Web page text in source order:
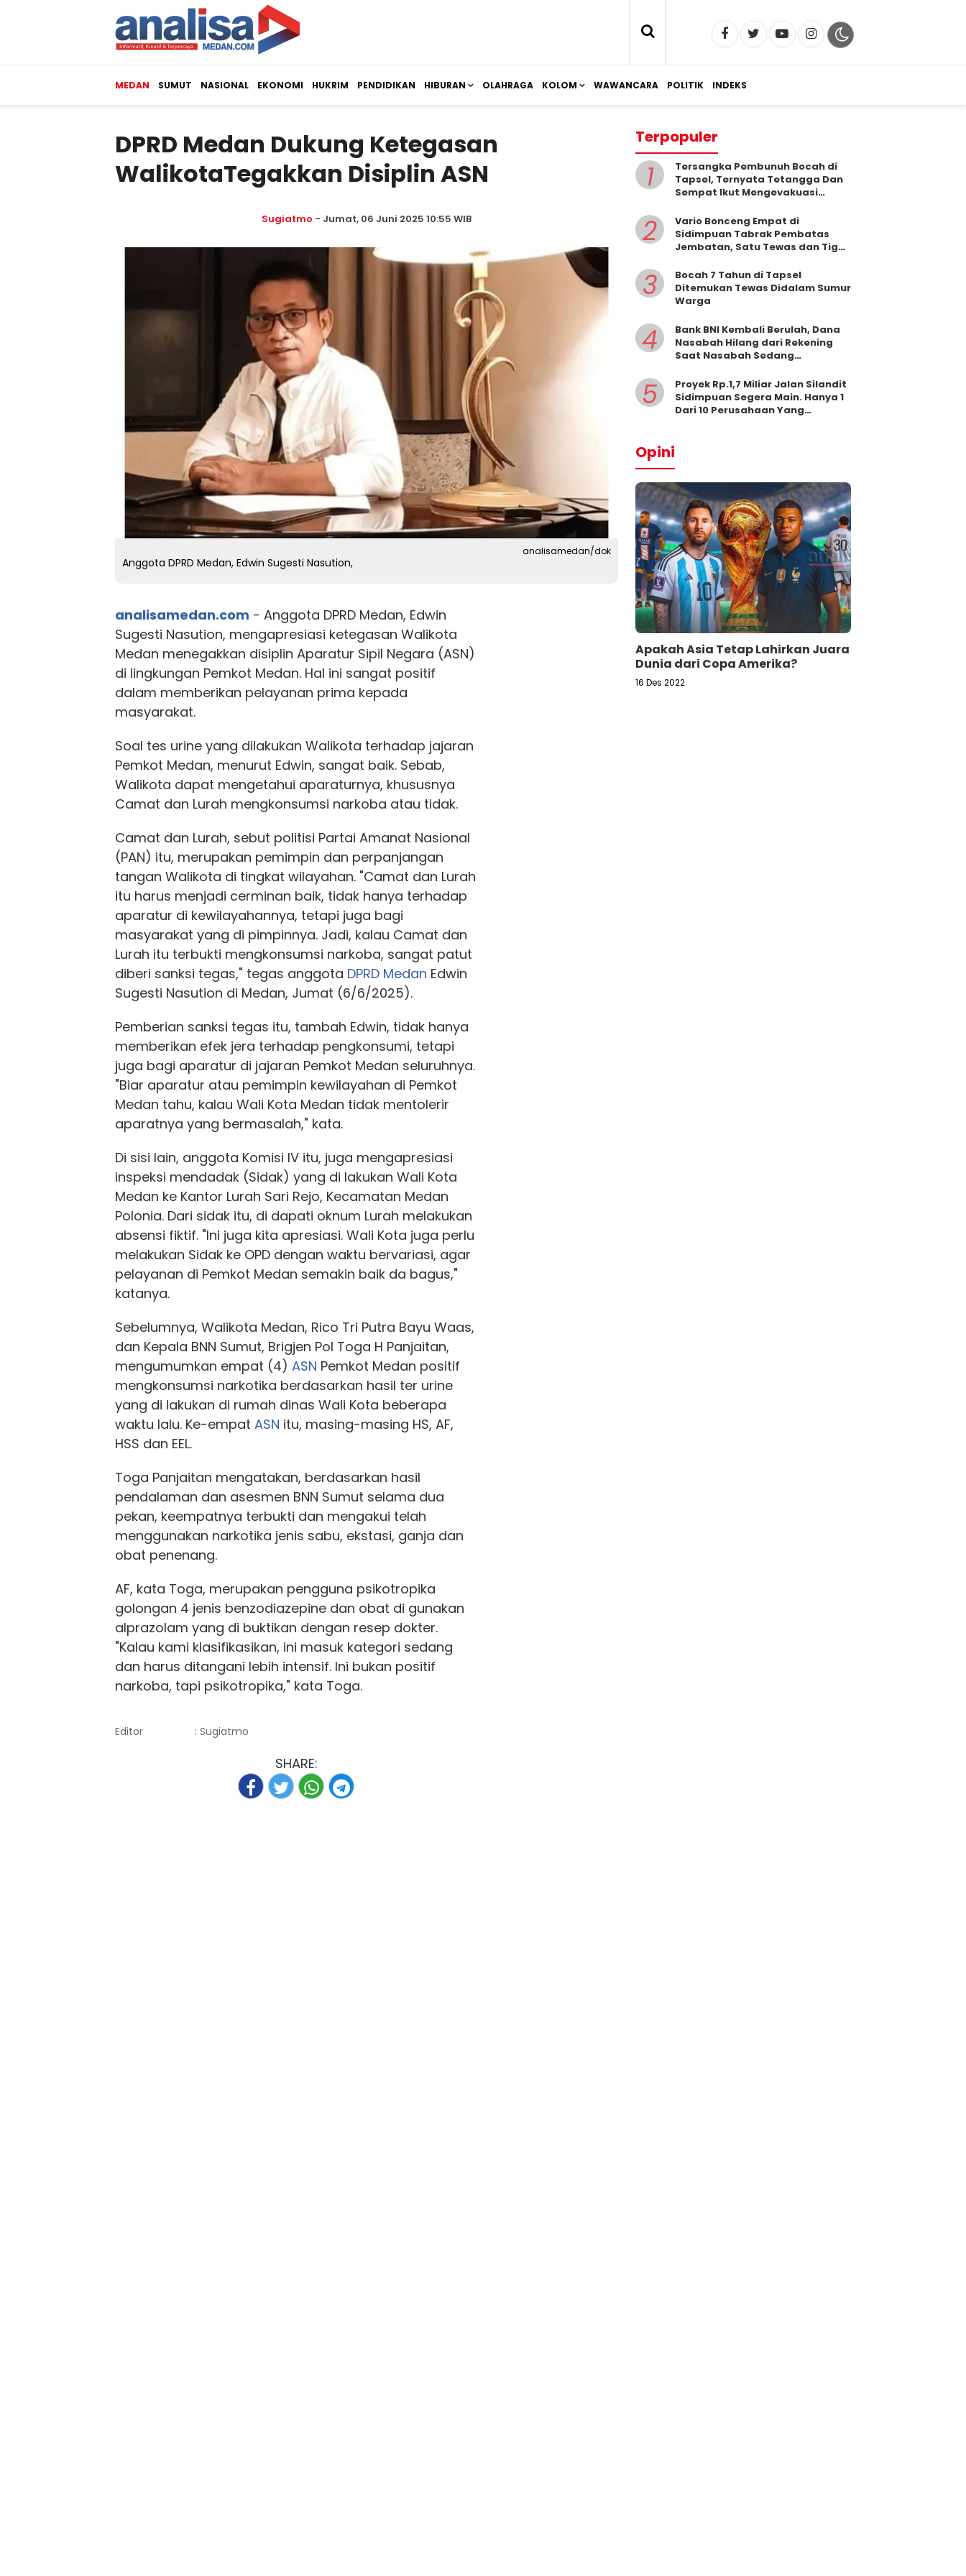
MEDAN SUMUT NASIONAL EKONOMI HUKRIM PENDIDIKAN HIBURAN OLAHRAGA KOLOM WAWANCARA POLITIK INDEKS
DPRD Medan Dukung Ketegasan
WalikotaTegakkan Disiplin ASN
Sugiatmo - Jumat, 06 Juni 2025 10:55 WIB
analisamedan/dok
Anggota DPRD Medan, Edwin Sugesti Nasution,
analisamedan.com - Anggota DPRD Medan, Edwin
Sugesti Nasution, mengapresiasi ketegasan Walikota
Medan menegakkan disiplin Aparatur Sipil Negara (ASN)
di lingkungan Pemkot Medan. Hal ini sangat positif
dalam memberikan pelayanan prima kepada
masyarakat.
Soal tes urine yang dilakukan Walikota terhadap jajaran
Pemkot Medan, menurut Edwin, sangat baik. Sebab,
Walikota dapat mengetahui aparaturnya, khususnya
Camat dan Lurah mengkonsumsi narkoba atau tidak.
Camat dan Lurah, sebut politisi Partai Amanat Nasional
(PAN) itu, merupakan pemimpin dan perpanjangan
tangan Walikota di tingkat wilayahan. "Camat dan Lurah
itu harus menjadi cerminan baik, tidak hanya terhadap
aparatur di kewilayahannya, tetapi juga bagi
masyarakat yang di pimpinnya. Jadi, kalau Camat dan
Lurah itu terbukti mengkonsumsi narkoba, sangat patut
diberi sanksi tegas," tegas anggota DPRD Medan Edwin
Sugesti Nasution di Medan, Jumat (6/6/2025).
Pemberian sanksi tegas itu, tambah Edwin, tidak hanya
memberikan efek jera terhadap pengkonsumi, tetapi
juga bagi aparatur di jajaran Pemkot Medan seluruhnya.
"Biar aparatur atau pemimpin kewilayahan di Pemkot
Medan tahu, kalau Wali Kota Medan tidak mentolerir
aparatnya yang bermasalah," kata.
Di sisi lain, anggota Komisi IV itu, juga mengapresiasi
inspeksi mendadak (Sidak) yang di lakukan Wali Kota
Medan ke Kantor Lurah Sari Rejo, Kecamatan Medan
Polonia. Dari sidak itu, di dapati oknum Lurah melakukan
absensi fiktif. "Ini juga kita apresiasi. Wali Kota juga perlu
melakukan Sidak ke OPD dengan waktu bervariasi, agar
pelayanan di Pemkot Medan semakin baik da bagus,"
katanya.
Sebelumnya, Walikota Medan, Rico Tri Putra Bayu Waas,
dan Kepala BNN Sumut, Brigjen Pol Toga H Panjaitan,
mengumumkan empat (4) ASN Pemkot Medan positif
mengkonsumsi narkotika berdasarkan hasil ter urine
yang di lakukan di rumah dinas Wali Kota beberapa
waktu lalu. Ke-empat ASN itu, masing-masing HS, AF,
HSS dan EEL.
Toga Panjaitan mengatakan, berdasarkan hasil
pendalaman dan asesmen BNN Sumut selama dua
pekan, keempatnya terbukti dan mengakui telah
menggunakan narkotika jenis sabu, ekstasi, ganja dan
obat penenang.
AF, kata Toga, merupakan pengguna psikotropika
golongan 4 jenis benzodiazepine dan obat di gunakan
alprazolam yang di buktikan dengan resep dokter.
"Kalau kami klasifikasikan, ini masuk kategori sedang
dan harus ditangani lebih intensif. Ini bukan positif
narkoba, tapi psikotropika," kata Toga.
Editor : Sugiatmo
SHARE:
Terpopuler
1
Tersangka Pembunuh Bocah di
Tapsel, Ternyata Tetangga Dan
Sempat Ikut Mengevakuasi
2
Vario Bonceng Empat di
Sidimpuan Tabrak Pembatas
Jembatan, Satu Tewas dan Tiga
3
Bocah 7 Tahun di Tapsel
Ditemukan Tewas Didalam Sumur
Warga
4
Bank BNI Kembali Berulah, Dana
Nasabah Hilang dari Rekening
Saat Nasabah Sedang
5
Proyek Rp.1,7 Miliar Jalan Silandit
Sidimpuan Segera Main. Hanya 1
Dari 10 Perusahaan Yang
Opini
Apakah Asia Tetap Lahirkan Juara
Dunia dari Copa Amerika?
16 Des 2022